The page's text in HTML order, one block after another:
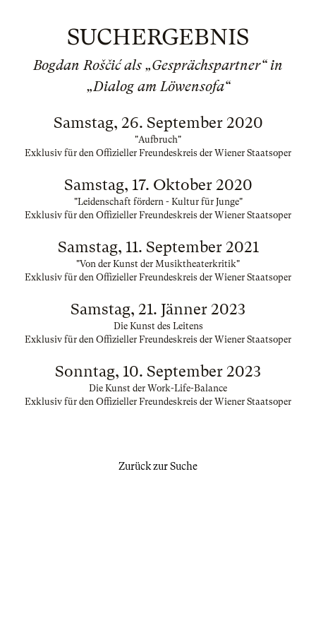
SUCHERGEBNIS
Bogdan Roščić als „Gesprächspartner“ in
„Dialog am Löwensofa“
Samstag, 26. September 2020
"Aufbruch"
Exklusiv für den Offizieller Freundeskreis der Wiener Staatsoper
Samstag, 17. Oktober 2020
"Leidenschaft fördern - Kultur für Junge"
Exklusiv für den Offizieller Freundeskreis der Wiener Staatsoper
Samstag, 11. September 2021
"Von der Kunst der Musiktheaterkritik"
Exklusiv für den Offizieller Freundeskreis der Wiener Staatsoper
Samstag, 21. Jänner 2023
Die Kunst des Leitens
Exklusiv für den Offizieller Freundeskreis der Wiener Staatsoper
Sonntag, 10. September 2023
Die Kunst der Work-Life-Balance
Exklusiv für den Offizieller Freundeskreis der Wiener Staatsoper
Zurück zur Suche